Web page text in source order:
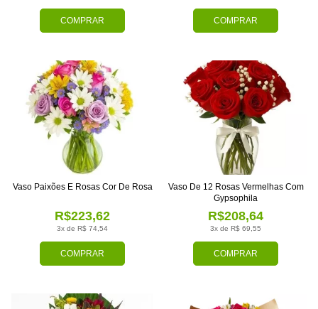
COMPRAR COMPRAR
COMPRAR
3x de R$ 74,54
R$223,62
Vaso Paixões E Rosas Cor De Rosa
COMPRAR
3x de R$ 69,55
R$208,64
Vaso De 12 Rosas Vermelhas Com
Gypsophila